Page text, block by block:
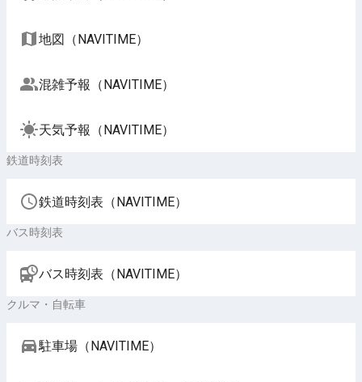
地図（NAVITIME）
混雑予報（NAVITIME）
天気予報（NAVITIME）
鉄道時刻表
鉄道時刻表（NAVITIME）
バス時刻表
バス時刻表（NAVITIME）
クルマ・自転車
駐車場（NAVITIME）